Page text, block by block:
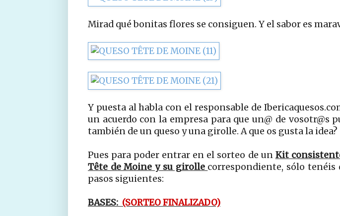
Mirad qué bonitas flores se consiguen. Y el sabor es
Y puesta al habla con el responsable de
un acuerdo con la empresa para que un@ de vosotr@s
también de un queso y una girolle. A que os gusta la idea?
Pues para poder entrar en el sorteo de un Kit
Tête de Moine y su girolle correspondiente, sólo tenéis
pasos siguientes:
BASES: (SORTEO FINALIZADO)